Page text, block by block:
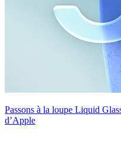
Passons à la loupe Liquid
d’Apple